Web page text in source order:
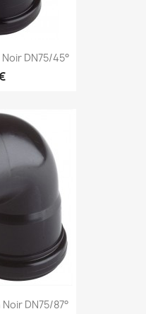
DN75/45°
DN75/87°